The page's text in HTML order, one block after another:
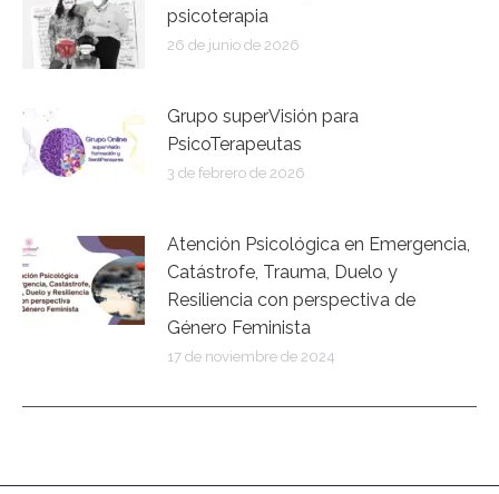
psicoterapia
26 de junio de 2026
Grupo superVisión para
PsicoTerapeutas
3 de febrero de 2026
Atención Psicológica en Emergencia,
Catástrofe, Trauma, Duelo y
Resiliencia con perspectiva de
Género Feminista
17 de noviembre de 2024